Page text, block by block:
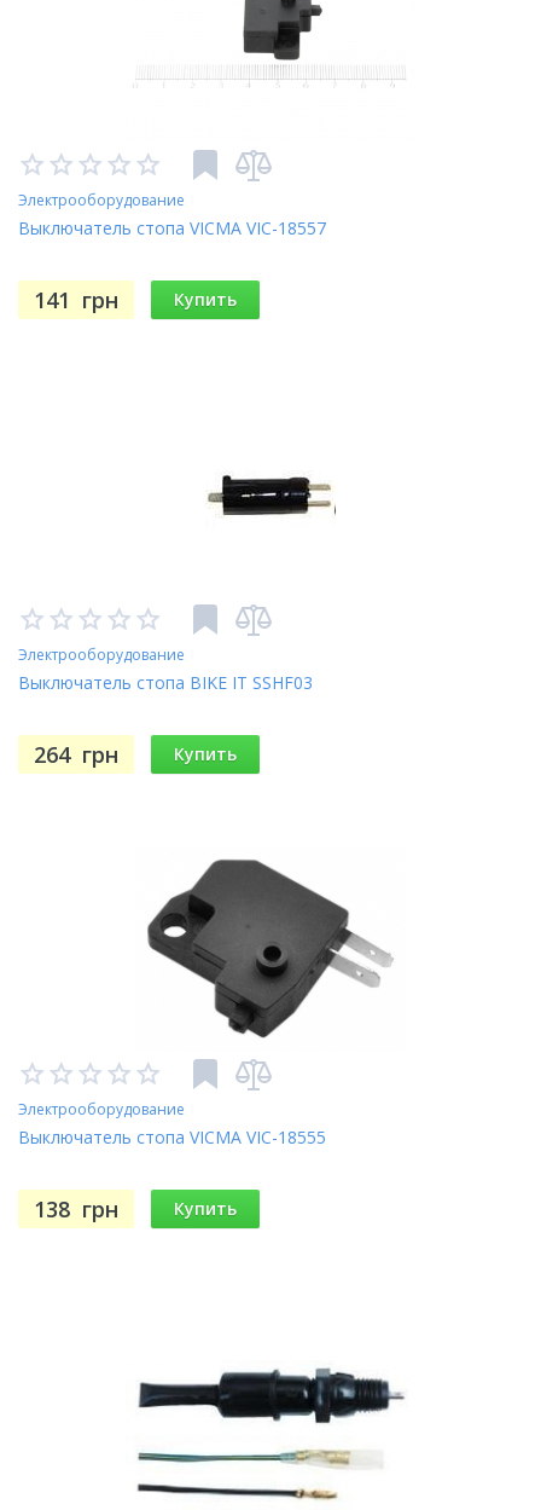
Электрооборудование
Выключатель стопа VICMA VIC-18557
141 грн Купить
Электрооборудование
Выключатель стопа BIKE IT SSHF03
264 грн Купить
Электрооборудование
Выключатель стопа VICMA VIC-18555
138 грн Купить